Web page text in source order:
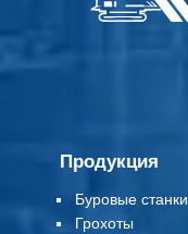
Продукция
Буровые станки
Грохоты